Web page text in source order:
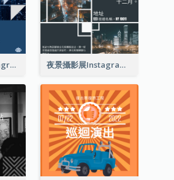
技術發展會議Instagram帖子 夜景攝影展Instagram貼子